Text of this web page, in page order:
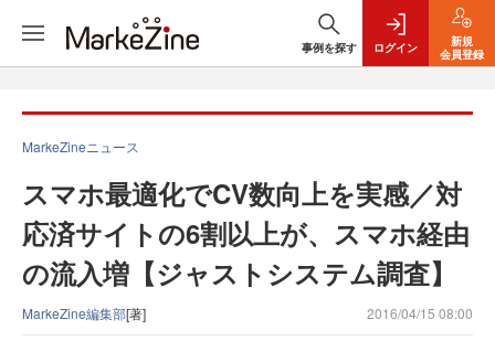
事例を探す ログイン
新規
会員登録
MarkeZineニュース
スマホ最適化でCV数向上を実感／対
応済サイトの6割以上が、スマホ経由
の流入増【ジャストシステム調査】
MarkeZine編集部[著] 2016/04/15 08:00